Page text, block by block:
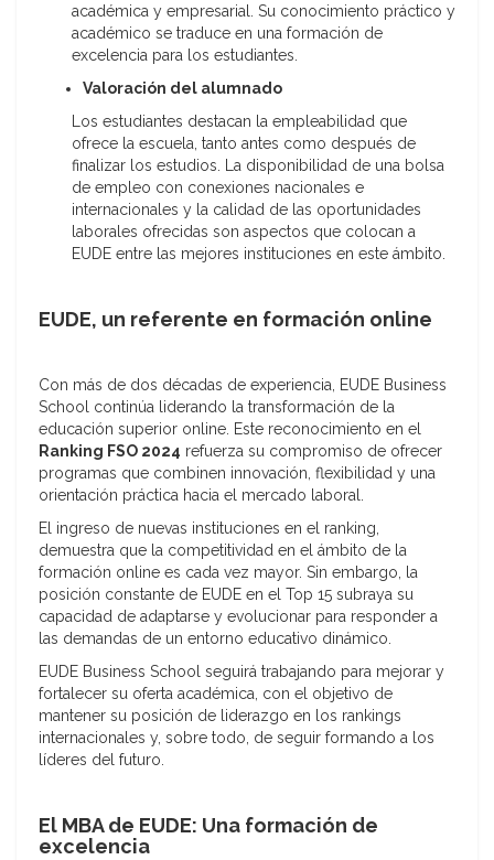
académica y empresarial. Su conocimiento práctico y
académico se traduce en una formación de
excelencia para los estudiantes.
Valoración del alumnado
Los estudiantes destacan la empleabilidad que
ofrece la escuela, tanto antes como después de
finalizar los estudios. La disponibilidad de una bolsa
de empleo con conexiones nacionales e
internacionales y la calidad de las oportunidades
laborales ofrecidas son aspectos que colocan a
EUDE entre las mejores instituciones en este ámbito.
EUDE, un referente en formación online
Con más de dos décadas de experiencia, EUDE Business
School continúa liderando la transformación de la
educación superior online. Este reconocimiento en el
Ranking FSO 2024 refuerza su compromiso de ofrecer
programas que combinen innovación, flexibilidad y una
orientación práctica hacia el mercado laboral.
El ingreso de nuevas instituciones en el ranking,
demuestra que la competitividad en el ámbito de la
formación online es cada vez mayor. Sin embargo, la
posición constante de EUDE en el Top 15 subraya su
capacidad de adaptarse y evolucionar para responder a
las demandas de un entorno educativo dinámico.
EUDE Business School seguirá trabajando para mejorar y
fortalecer su oferta académica, con el objetivo de
mantener su posición de liderazgo en los rankings
internacionales y, sobre todo, de seguir formando a los
líderes del futuro.
El MBA de EUDE: Una formación de
excelencia